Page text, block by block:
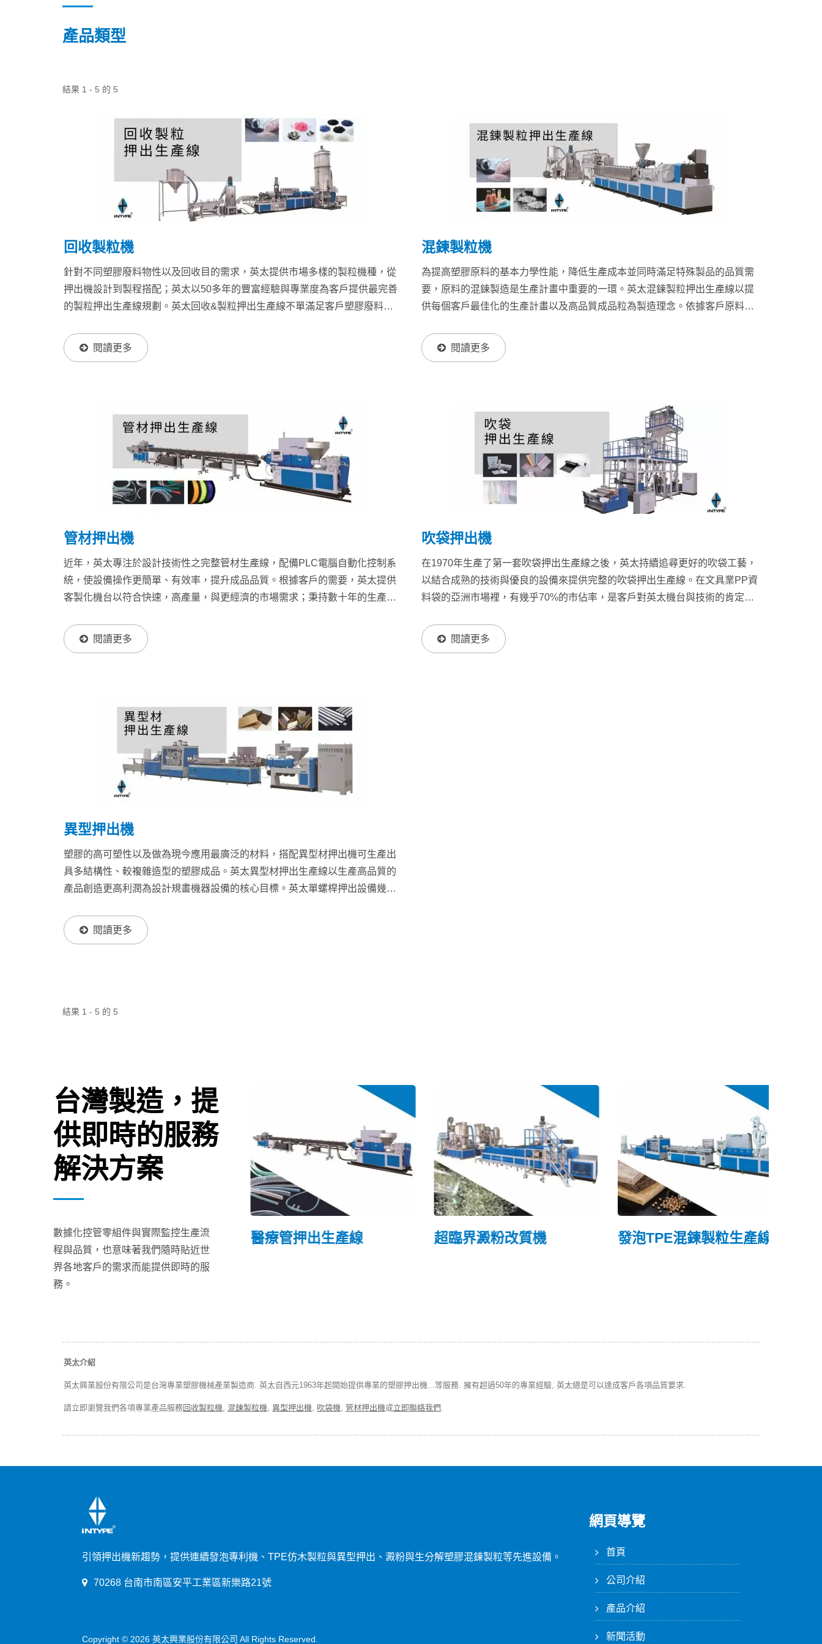
產品類型
結果 1 - 5 的 5
回收製粒機
針對不同塑膠廢料物性以及回收目的需求，英太提供市場多樣的製粒機種，從
押出機設計到製程搭配；英太以50多年的豐富經驗與專業度為客戶提供最完善
的製粒押出生產線規劃。英太回收&製粒押出生產線不單滿足客戶塑膠廢料回
廢料回收後的物性，提升回收膠粒品質，使粒子能快速投入再生產，降低生產
成本，帶來更高經濟效益。控制系統是保證生產質量一致性的重要因素；英太
閱讀更多
混鍊製粒機
為提高塑膠原料的基本力學性能，降低生產成本並同時滿足特殊製品的品質需
要，原料的混鍊製造是生產計畫中重要的一環。英太混鍊製粒押出生產線以提
供每個客戶最佳化的生產計畫以及高品質成品粒為製造理念。依據客戶原料配
系統，使機台操作簡單且保證一致性的生產品質。近幾年，英太所推出的水中
造粒系統，其高效率與性能遠超越傳統水冷式與模頭切式的製粒機，可適用多
閱讀更多
管材押出機
近年，英太專注於設計技術性之完整管材生產線，配備PLC電腦自動化控制系
統，使設備操作更簡單、有效率，提升成品品質。根據客戶的需要，英太提供
客製化機台以符合快速，高產量，與更經濟的市場需求；秉持數十年的生產經
機台帶給客戶最佳化的生產製程。押出生產線： ...
閱讀更多
吹袋押出機
在1970年生產了第一套吹袋押出生產線之後，英太持續追尋更好的吹袋工藝，
以結合成熟的技術與優良的設備來提供完整的吹袋押出生產線。在文具業PP資
料袋的亞洲市場裡，有幾乎70%的市佔率，是客戶對英太機台與技術的肯定與
具用PP資料袋與特殊醫療用袋等應用外；亦著力於生分解塑膠吹袋技術，呼應
全球環保趨勢。我們結合PLC全電腦化控制，從原料進料到薄膜捲取，整合所
閱讀更多
異型押出機
塑膠的高可塑性以及做為現今應用最廣泛的材料，搭配異型材押出機可生產出
具多結構性、較複雜造型的塑膠成品。英太異型材押出生產線以生產高品質的
產品創造更高利潤為設計規畫機器設備的核心目標。英太單螺桿押出設備幾乎
穩定耐用的生產是客戶的有利選擇。而因應市場需求，我們也推出雙螺桿押出
機，提供更低的生產成本以及高品質的成品。利用零件設備完美結合我們完整
閱讀更多
結果 1 - 5 的 5
台灣製造，提
供即時的服務
解決方案
數據化控管零組件與實際監控生產流
程與品質，也意味著我們隨時貼近世
界各地客戶的需求而能提供即時的服
務。
連續發泡超臨界水中製粒
押出機
醫療管押出生產線 超臨界澱粉改質機 發泡TPE混鍊製粒生產線
英太介紹
英太興業股份有限公司是台灣專業塑膠機械產業製造商. 英太自西元1963年起開始提供專業的塑膠押出機...等服務. 擁有超過50年的專業經驗, 英太總是可以達成客戶各項品質要求.
請立即瀏覽我們各項專業產品服務回收製粒機, 混鍊製粒機, 異型押出機, 吹袋機, 管材押出機或立即聯絡我們 .
引領押出機新趨勢，提供連續發泡專利機、TPE仿木製粒與異型押出、澱粉與生分解塑膠混鍊製粒等先進設備。
70268 台南市南區安平工業區新樂路21號
Copyright © 2026英太興業股份有限公司 All Rights Reserved.
網頁導覽
首頁
公司介紹
產品介紹
新聞活動